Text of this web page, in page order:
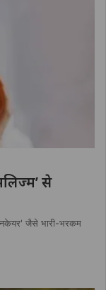
से
जैसे भारी-भरकम